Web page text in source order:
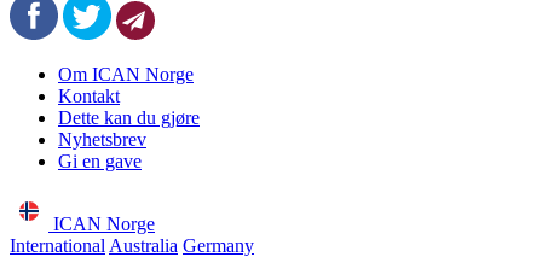
Om ICAN Norge
Kontakt
Dette kan du gjøre
Nyhetsbrev
Gi en gave
ICAN Norge
International Australia Germany